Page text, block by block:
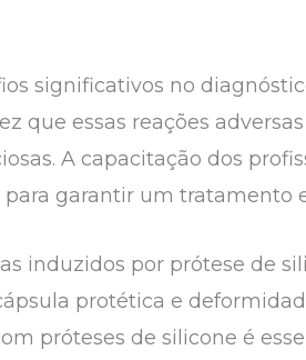
significativos no
que essas reações
A capacitação dos
garantir um tratamento
induzidos por prótese de
protética e
próteses de silicone é